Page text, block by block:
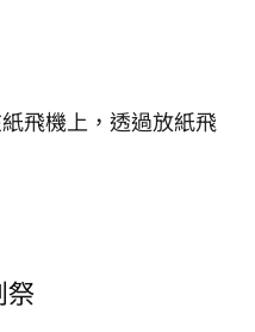
飛機上，透過放紙飛
祭